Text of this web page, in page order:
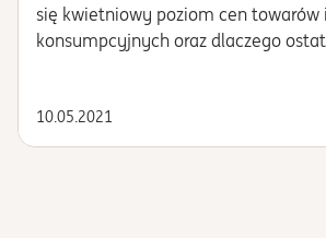
się kwietniowy poziom cen towarów i
konsumpcyjnych oraz dlaczego
które zaczynają przeżywać swoją
naszym nowym produkcie - NN (L)
10.05.2021